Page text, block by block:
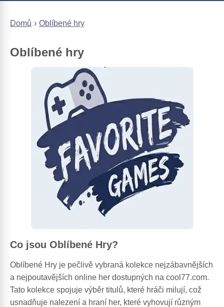
Domů Oblíbené hry
Oblíbené hry
Co jsou Oblíbené Hry?
Oblíbené Hry je pečlivě vybraná kolekce nejzábavnějších
a nejpoutavějších online her dostupných na cool77.com.
Tato kolekce spojuje výběr titulů, které hráči milují, což
usnadňuje nalezení a hraní her, které vyhovují různým